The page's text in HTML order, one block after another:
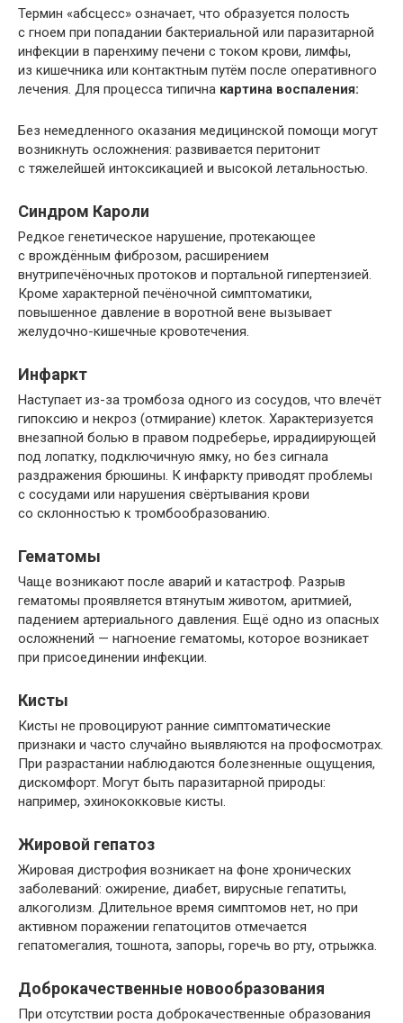
Термин «абсцесс» означает, что образуется полость
с гноем при попадании бактериальной или паразитарной
инфекции в паренхиму печени с током крови, лимфы,
из кишечника или контактным путём после оперативного
лечения. Для процесса типична картина воспаления:
Без немедленного оказания медицинской помощи могут
возникнуть осложнения: развивается перитонит
с тяжелейшей интоксикацией и высокой летальностью.
Синдром Кароли
Редкое генетическое нарушение, протекающее
с врождённым фиброзом, расширением
внутрипечёночных протоков и портальной гипертензией.
Кроме характерной печёночной симптоматики,
повышенное давление в воротной вене вызывает
желудочно-кишечные кровотечения.
Инфаркт
Наступает из-за тромбоза одного из сосудов, что влечёт
гипоксию и некроз (отмирание) клеток. Характеризуется
внезапной болью в правом подреберье, иррадиирующей
под лопатку, подключичную ямку, но без сигнала
раздражения брюшины. К инфаркту приводят проблемы
с сосудами или нарушения свёртывания крови
со склонностью к тромбообразованию.
Гематомы
Чаще возникают после аварий и катастроф. Разрыв
гематомы проявляется втянутым животом, аритмией,
падением артериального давления. Ещё одно из опасных
осложнений — нагноение гематомы, которое возникает
при присоединении инфекции.
Кисты
Кисты не провоцируют ранние симптоматические
признаки и часто случайно выявляются на профосмотрах.
При разрастании наблюдаются болезненные ощущения,
дискомфорт. Могут быть паразитарной природы:
например, эхинококковые кисты.
Жировой гепатоз
Жировая дистрофия возникает на фоне хронических
заболеваний: ожирение, диабет, вирусные гепатиты,
алкоголизм. Длительное время симптомов нет, но при
активном поражении гепатоцитов отмечается
гепатомегалия, тошнота, запоры, горечь во рту, отрыжка.
Доброкачественные новообразования
При отсутствии роста доброкачественные образования